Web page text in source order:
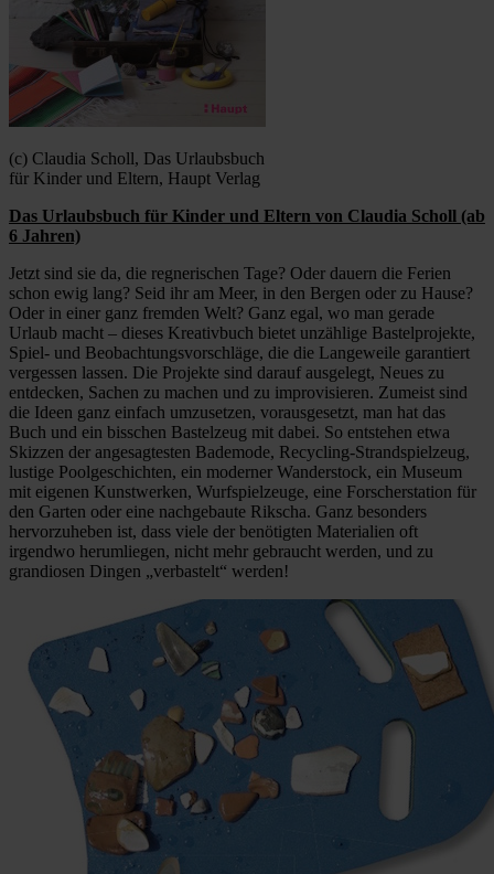
(c) Claudia Scholl, Das Urlaubsbuch
für Kinder und Eltern, Haupt Verlag
Das Urlaubsbuch für Kinder und Eltern von Claudia Scholl (ab
6 Jahren)
Jetzt sind sie da, die regnerischen Tage? Oder dauern die Ferien
schon ewig lang? Seid ihr am Meer, in den Bergen oder zu Hause?
Oder in einer ganz fremden Welt? Ganz egal, wo man gerade
Urlaub macht – dieses Kreativbuch bietet unzählige Bastelprojekte,
Spiel- und Beobachtungsvorschläge, die die Langeweile garantiert
vergessen lassen. Die Projekte sind darauf ausgelegt, Neues zu
entdecken, Sachen zu machen und zu improvisieren. Zumeist sind
die Ideen ganz einfach umzusetzen, vorausgesetzt, man hat das
Buch und ein bisschen Bastelzeug mit dabei. So entstehen etwa
Skizzen der angesagtesten Bademode, Recycling-Strandspielzeug,
lustige Poolgeschichten, ein moderner Wanderstock, ein Museum
mit eigenen Kunstwerken, Wurfspielzeuge, eine Forscherstation für
den Garten oder eine nachgebaute Rikscha. Ganz besonders
hervorzuheben ist, dass viele der benötigten Materialien oft
irgendwo herumliegen, nicht mehr gebraucht werden, und zu
grandiosen Dingen „verbastelt“ werden!